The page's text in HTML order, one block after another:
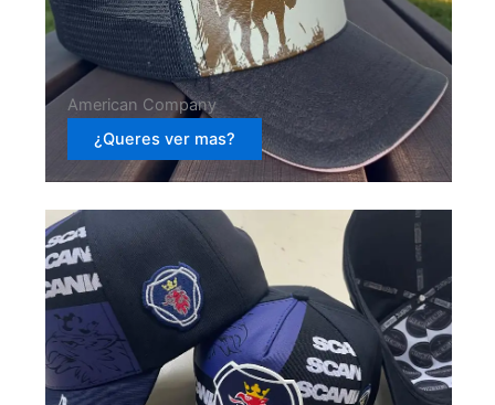
American Company
¿Queres ver mas?